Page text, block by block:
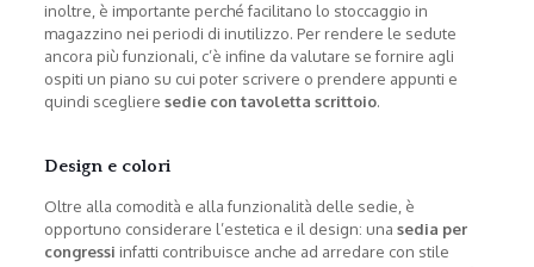
inoltre, è importante perché facilitano lo stoccaggio in
magazzino nei periodi di inutilizzo. Per rendere le sedute
ancora più funzionali, c’è infine da valutare se fornire agli
ospiti un piano su cui poter scrivere o prendere appunti e
quindi scegliere sedie con tavoletta scrittoio.
Design e colori
Oltre alla comodità e alla funzionalità delle sedie, è
opportuno considerare l’estetica e il design: una sedia per
congressi infatti contribuisce anche ad arredare con stile